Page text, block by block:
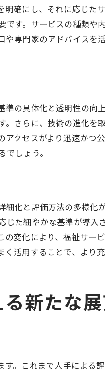
生活の改善策
認定の新しいアプローチ
会参加促進の事例
区分認定の役割
い区分認定の可能性
に及ぼす影響分析
用した福祉サービスの選
福祉サービス選択法
ぶための認定活用法
かしたサービス選択
な福祉サービス選び
い区分認定の関係性
化がもたらす影響
る認定の新しい視点
確にし、それに応じた
す。サービスの種類や
専門家のアドバイスを
の具体化と透明性の向
さらに、技術の進化を
クセスがより迅速かつ
しょう。
化と評価方法の多様化
た細やかな基準が導入
変化により、福祉サー
活用することで、より
新たな
。これまで人手による